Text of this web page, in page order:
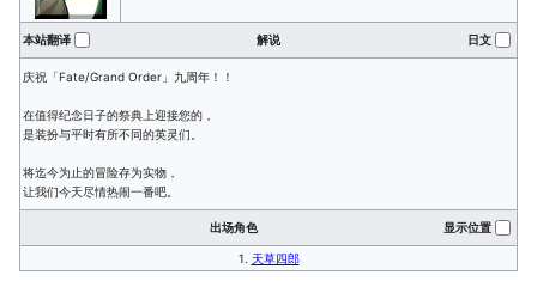
本站翻译 解说 日文
庆祝「Fate/Grand Order」九周年！！
在值得纪念日子的祭典上迎接您的，
是装扮与平时有所不同的英灵们。
将迄今为止的冒险存为实物，
让我们今天尽情热闹一番吧。
出场角色 显示位置
1. 天草四郎